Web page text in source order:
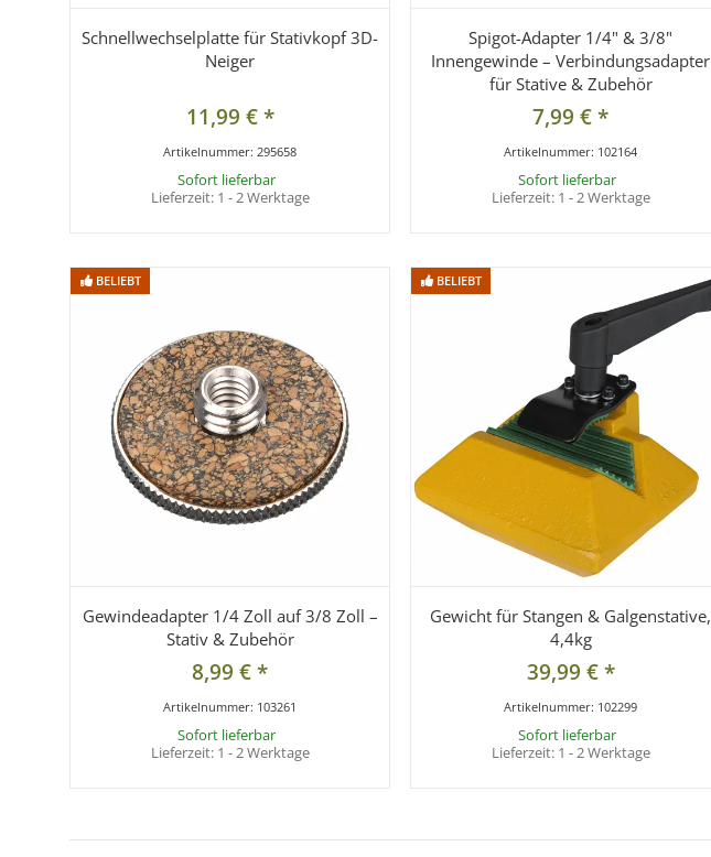
Schnellwechselplatte für Stativkopf 3D-
Neiger
11,99 €*
Artikelnummer:295658
Sofort lieferbar
Lieferzeit: 1 - 2 Werktage
Spigot-Adapter 1/4" & 3/8"
Innengewinde – Verbindungsadapter
für Stative & Zubehör
7,99 €*
Artikelnummer: 102164
Sofort lieferbar
Lieferzeit: 1 - 2 Werktage
BELIEBT
BELIEBT
Gewindeadapter 1/4 Zoll auf 3/8 Zoll –
Stativ & Zubehör
8,99 €*
Artikelnummer: 103261
Sofort lieferbar
Lieferzeit: 1 - 2 Werktage
BELIEBT
BELIEBT
Gewicht für Stangen & Galgenstative,
4,4kg
39,99 €*
Artikelnummer: 102299
Sofort lieferbar
Lieferzeit: 1 - 2 Werktage